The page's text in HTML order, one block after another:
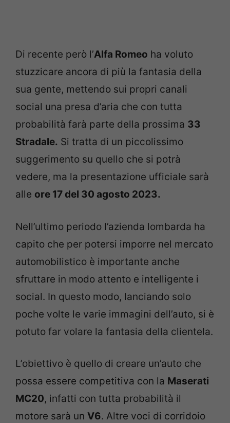
Di recente però l’Alfa Romeo ha voluto
stuzzicare ancora di più la fantasia della
sua gente, mettendo sui propri canali
social una presa d’aria che con tutta
probabilità farà parte della prossima 33
Stradale. Si tratta di un piccolissimo
suggerimento su quello che si potrà
vedere, ma la presentazione ufficiale sarà
alle ore 17 del 30 agosto 2023.
Nell’ultimo periodo l’azienda lombarda ha
capito che per potersi imporre nel mercato
automobilistico è importante anche
sfruttare in modo attento e intelligente i
social. In questo modo, lanciando solo
poche volte le varie immagini dell’auto, si è
potuto far volare la fantasia della clientela.
L’obiettivo è quello di creare un’auto che
possa essere competitiva con la Maserati
MC20, infatti con tutta probabilità il
motore sarà un V6. Altre voci di corridoio